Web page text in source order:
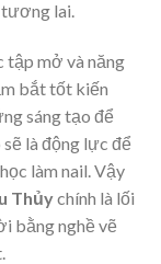
tương lai.
tập mở và năng
bắt tốt kiến
sáng tạo để
là động lực để
làm nail. Vậy
Thủychính là lối
bằng nghề vẽ